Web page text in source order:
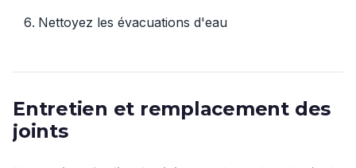
Nettoyez les évacuations d'eau
Entretien et remplacement des
joints